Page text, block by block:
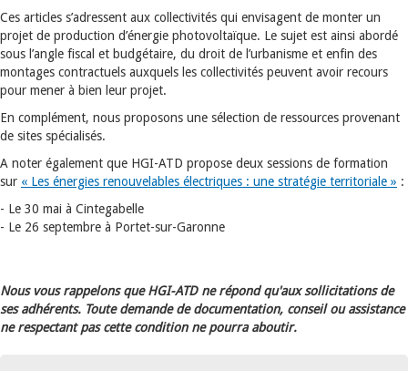
Ces articles s’adressent aux collectivités qui envisagent de monter un
projet de production d’énergie photovoltaïque. Le sujet est ainsi abordé
sous l’angle fiscal et budgétaire, du droit de l’urbanisme et enfin des
montages contractuels auxquels les collectivités peuvent avoir recours
pour mener à bien leur projet.
En complément, nous proposons une sélection de ressources provenant
de sites spécialisés.
A noter également que HGI-ATD propose deux sessions de formation
sur « Les énergies renouvelables électriques : une stratégie territoriale » :
- Le 30 mai à Cintegabelle
- Le 26 septembre à Portet-sur-Garonne
Nous vous rappelons que HGI-ATD ne répond qu'aux sollicitations de
ses adhérents. Toute demande de documentation, conseil ou assistance
ne respectant pas cette condition ne pourra aboutir.